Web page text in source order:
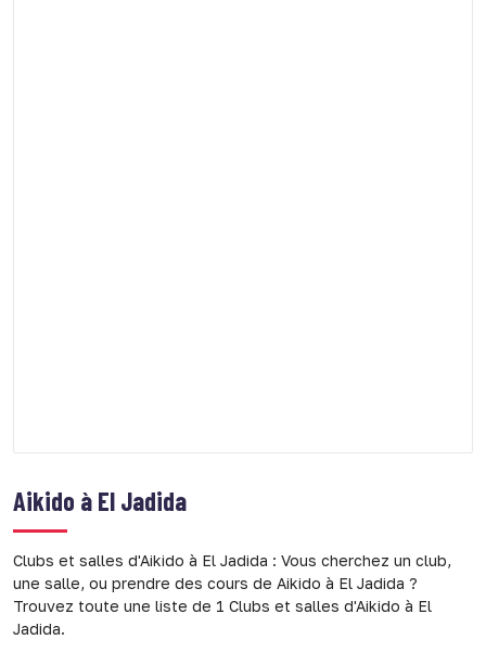
Aikido à El Jadida
Clubs et salles d'Aikido à El Jadida : Vous cherchez un club,
une salle, ou prendre des cours de Aikido à El Jadida ?
Trouvez toute une liste de 1 Clubs et salles d'Aikido à El
Jadida.